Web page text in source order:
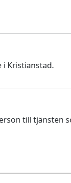
Kristianstad.
person till